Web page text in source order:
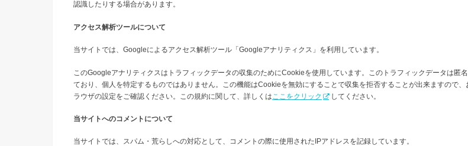
認識したりする場合があります。
アクセス解析ツールについて
当サイトでは、Googleによるアクセス解析ツール「Googleアナリティクス」を利用しています。
このGoogleアナリティクスはトラフィックデータの収集のためにCookieを使用しています。このトラフィックデータは匿
ており、個人を特定するものではありません。この機能はCookieを無効にすることで収集を拒否することが出来ますので、
ラウザの設定をご確認ください。この規約に関して、詳しくは ここをクリック してください。
当サイトへのコメントについて
当サイトでは、スパム・荒らしへの対応として、コメントの際に使用されたIPアドレスを記録しています。